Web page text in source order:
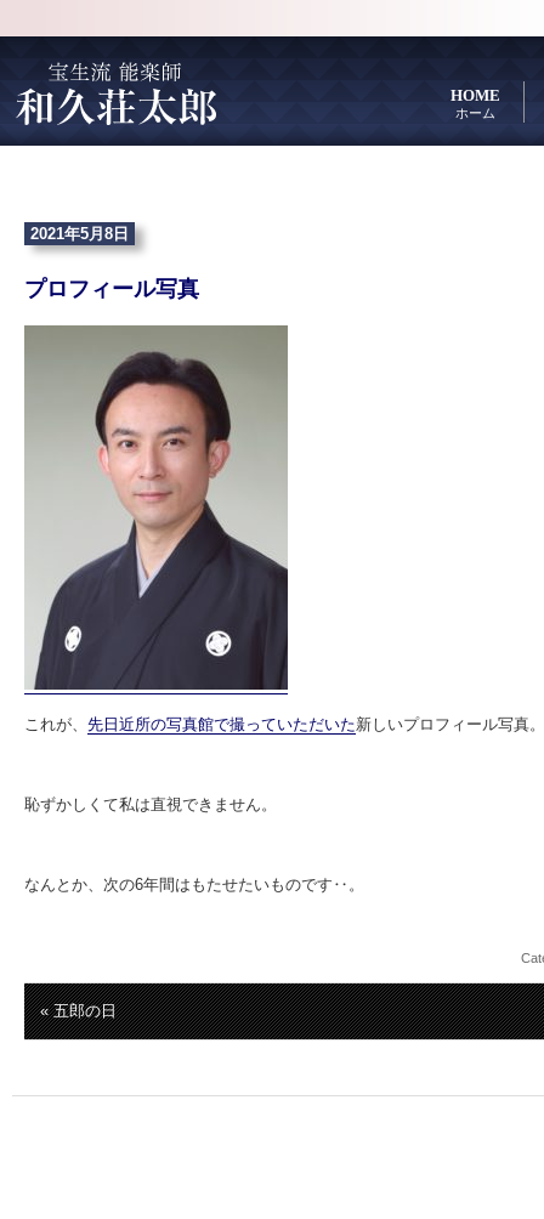
HOME
ホーム
2021年5月8日
プロフィール写真
これが、 先日近所の写真館で撮っていただいた新しいプロフィール写真。
恥ずかしくて私は直視できません。
なんとか、次の6年間はもたせたいものです‥。
« 五郎の日